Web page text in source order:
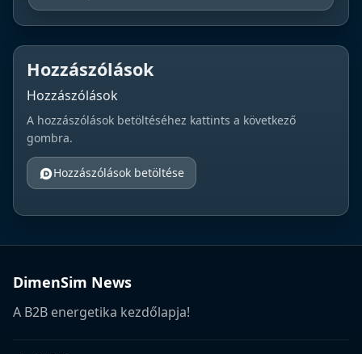
Hozzászólások
Hozzászólások
A hozzászólások betöltéséhez kattints a következő
gombra.
Hozzászólások betöltése
DimenSim News
A B2B energetika kezdőlapja!